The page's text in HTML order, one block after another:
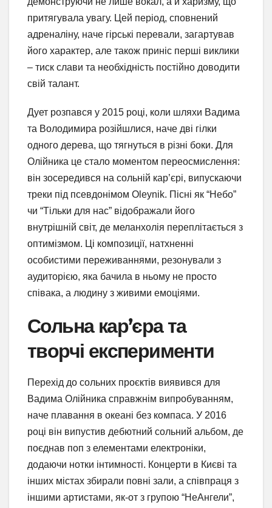
притягувала увагу. Цей період, сповнений
адреналіну, наче гірські перевали, загартував
його характер, але також приніс перші виклики
– тиск слави та необхідність постійно доводити
свій талант.
Дует розпався у 2015 році, коли шляхи Вадима
та Володимира розійшлися, наче дві гілки
одного дерева, що тягнуться в різні боки. Для
Олійника це стало моментом переосмислення:
він зосередився на сольній кар’єрі, випускаючи
треки під псевдонімом Oleynik. Пісні як “Небо”
чи “Тільки для нас” відображали його
внутрішній світ, де меланхолія переплітається з
оптимізмом. Ці композиції, натхненні
особистими переживаннями, резонували з
аудиторією, яка бачила в ньому не просто
співака, а людину з живими емоціями.
Сольна кар’єра та
творчі експерименти
Перехід до сольних проєктів виявився для
Вадима Олійника справжнім випробуванням,
наче плавання в океані без компаса. У 2016
році він випустив дебютний сольний альбом, де
поєднав поп з елементами електроніки,
додаючи нотки інтимності. Концерти в Києві та
інших містах збирали повні зали, а співпраця з
іншими артистами, як-от з групою “НеАнгели”,